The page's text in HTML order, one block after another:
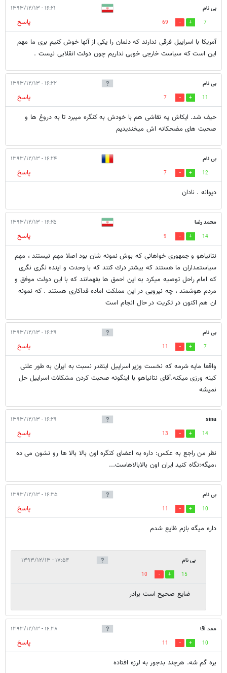
بی نام ۱۶:۲۱ - ۱۳۹۳/۱۲/۱۳
7
69
پاسخ
آمریکا با اسراییل فرقی ندارند که دلمان را یکی از آنها خوش کنیم بری ما مهم
این است که سیاست خارجی خوبی نداریم چون دولت انقلابی نیست .
بی نام ۱۶:۲۲ - ۱۳۹۳/۱۲/۱۳
11
7
پاسخ
حیف شد. ایکاش یه نقاشی هم با خودش به کنگره میبرد تا به دروغ ها و
صحبت های مضحکانه اش میخندیدیم
بی نام ۱۶:۲۴ - ۱۳۹۳/۱۲/۱۳
12
7
پاسخ
دیوانه . نادان
محمد رضا ۱۶:۲۵ - ۱۳۹۳/۱۲/۱۳
14
9
پاسخ
نتانياهو و جمهورى خواهانى كه بوش نمونه شان بود اصلا مهم نيستند ، مهم
سياستمداران ما هستند كه بيشتر درك كنند كه با وحدت و اينده نگرى نگرى
كه امام راحل توصيه ميكرد به اين احمق ها بفهمانند كه با اين دولت موفق و
مردم هوشمند ، چه نيرويى در اين مملكت اماده فداكارى هستند . كه نمونه
ان هم اكنون در تكريت در حال انجام است
بی نام ۱۶:۲۹ - ۱۳۹۳/۱۲/۱۳
7
11
پاسخ
واقعا مایه شرمه که نخست وزیر اسراییل اینقدر نسبت به ایران به طور علنی
کینه ورزی میکنه.آقای نتانیاهو با اینگونه صحبت کردن مشکلات اسراییل حل
نمیشه
sina ۱۶:۲۹ - ۱۳۹۳/۱۲/۱۳
14
13
پاسخ
نظر من راجع به عکس: داره به اعضای کنگره اون بالا بالا ها رو نشون می ده
،میگه:نگاه کنید ایران اون بالابالاهاست...
بی نام ۱۶:۳۵ - ۱۳۹۳/۱۲/۱۳
10
11
پاسخ
داره ميگه بازم ظايع شدم
بی نام ۱۷:۵۴ - ۱۳۹۳/۱۲/۱۳
15
10
ضایع صحیح است برادر
ممد آقا ۱۶:۳۸ - ۱۳۹۳/۱۲/۱۳
10
11
پاسخ
بره گم شه. هرچند بدجور به لرزه افتاده